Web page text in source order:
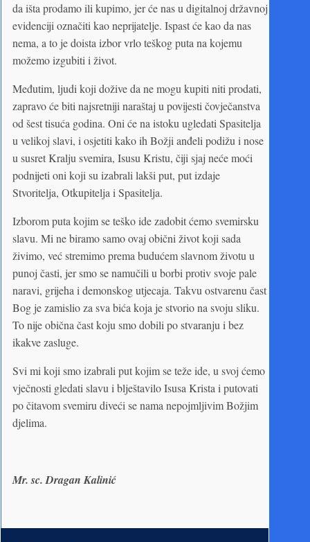
da išta prodamo ili kupimo, jer će nas u digitalnoj državnoj
evidenciji označiti kao neprijatelje. Ispast će kao da nas
nema, a to je doista izbor vrlo teškog puta na kojemu
možemo izgubiti i život.
Međutim, ljudi koji dožive da ne mogu kupiti niti prodati,
zapravo će biti najsretniji naraštaj u povijesti čovječanstva
od šest tisuća godina. Oni će na istoku ugledati Spasitelja
u velikoj slavi, i osjetiti kako ih Božji anđeli podižu i nose
u susret Kralju svemira, Isusu Kristu, čiji sjaj neće moći
podnijeti oni koji su izabrali lakši put, put izdaje
Stvoritelja, Otkupitelja i Spasitelja.
Izborom puta kojim se teško ide zadobit ćemo svemirsku
slavu. Mi ne biramo samo ovaj obični život koji sada
živimo, već stremimo prema budućem slavnom životu u
punoj časti, jer smo se namučili u borbi protiv svoje pale
naravi, grijeha i demonskog utjecaja. Takvu ostvarenu čast
Bog je zamislio za sva bića koja je stvorio na svoju sliku.
To nije obična čast koju smo dobili po stvaranju i bez
ikakve zasluge.
Svi mi koji smo izabrali put kojim se teže ide, u svoj ćemo
vječnosti gledati slavu i blještavilo Isusa Krista i putovati
po čitavom svemiru diveći se nama nepojmljivim Božjim
djelima.
Mr. sc. Dragan Kalinić